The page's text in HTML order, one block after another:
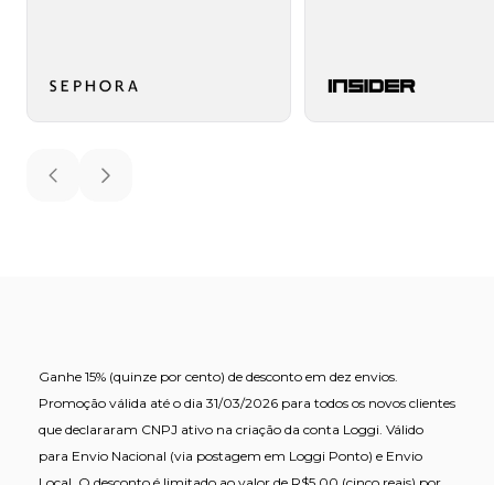
Previous slide
Next slide
Ganhe 15% (quinze por cento) de desconto em dez envios.
Promoção válida até o dia 31/03/2026 para todos os novos clientes
que declararam CNPJ ativo na criação da conta Loggi. Válido
para Envio Nacional (via postagem em Loggi Ponto) e Envio